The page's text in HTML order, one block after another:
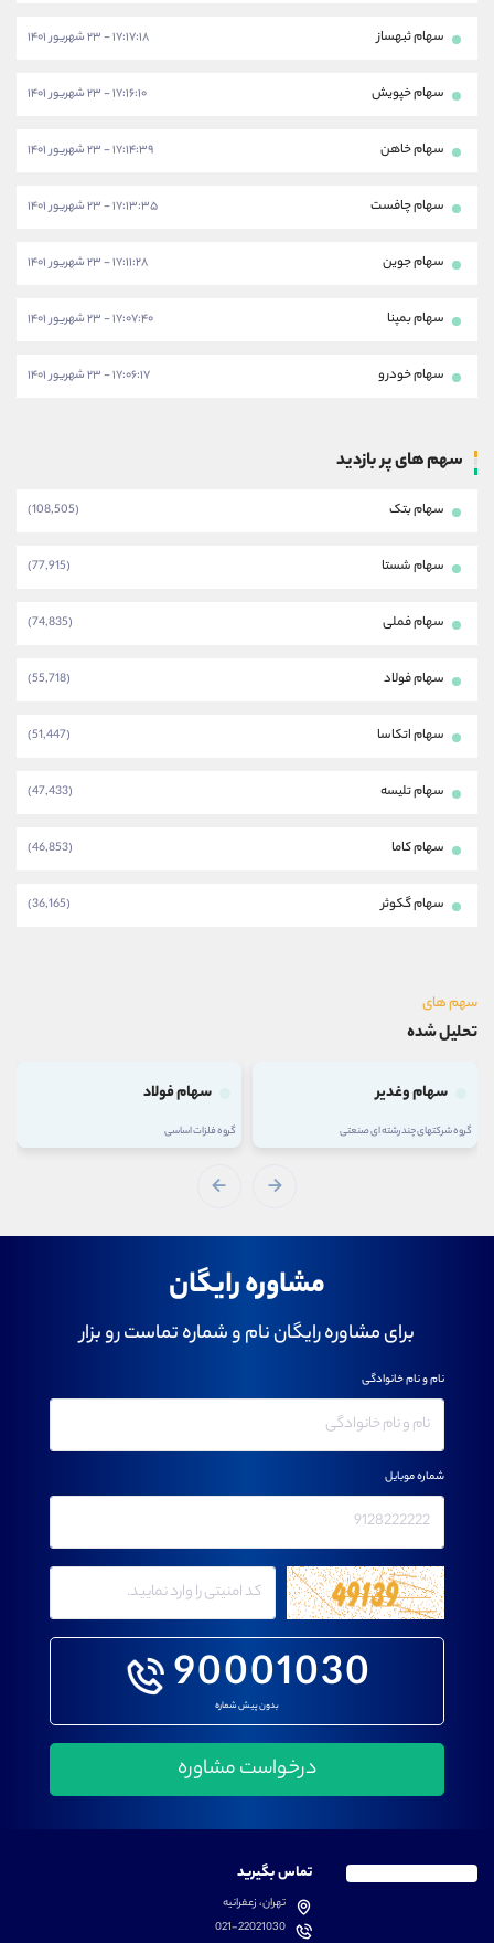
سهام ثبهساز ۱۷:۱۷:۱۸ - ۲۳ شهریور ۱۴۰۱
سهام خپویش ۱۷:۱۶:۱۰ - ۲۳ شهریور ۱۴۰۱
سهام خاهن ۱۷:۱۴:۳۹ - ۲۳ شهریور ۱۴۰۱
سهام چافست ۱۷:۱۳:۳۵ - ۲۳ شهریور ۱۴۰۱
سهام جوین ۱۷:۱۱:۲۸ - ۲۳ شهریور ۱۴۰۱
سهام بمپنا ۱۷:۰۷:۴۰ - ۲۳ شهریور ۱۴۰۱
سهام خودرو ۱۷:۰۶:۱۷ - ۲۳ شهریور ۱۴۰۱
سهم های پر بازدید
سهام بتک (108,505)
سهام شستا (77,915)
سهام فملی (74,835)
سهام فولاد (55,718)
سهام اتکاسا (51,447)
سهام تلیسه (47,433)
سهام کاما (46,853)
سهام گکوثر (36,165)
سهم های
تحلیل شده
سهام وغدیر
گروه شرکتهای چند رشته ای صنعتی
سهام فولاد
گروه فلزات اساسی
مشاوره رایگان
برای مشاوره رایگان نام و شماره تماست رو بزار
90001030
بدون پیش شماره
نام و نام خانوادگی
شماره موبایل
تماس بگیرید
تهران، زعفرانیه
021-22021030